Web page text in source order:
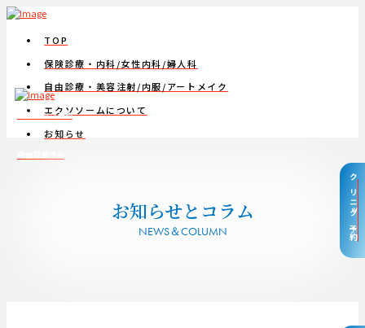
TOP
保険診療・内科/女性内科/婦人科
自由診療・美容注射/内服/アートメイク
エクソソームについて
お知らせ
クリニック予約
お知らせとコラム
NEWS＆COLUMN クリニック予約